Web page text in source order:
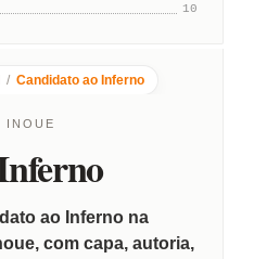
10
/ Candidato ao Inferno
INOUE
ao Inferno na
com capa, autoria,